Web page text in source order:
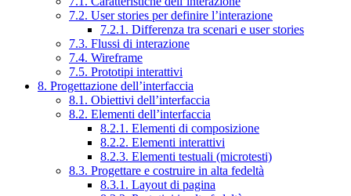
7.2. User stories per definire l’interazione
7.2.1. Differenza tra scenari e user stories
7.3. Flussi di interazione
7.4. Wireframe
7.5. Prototipi interattivi
8. Progettazione dell’interfaccia
8.1. Obiettivi dell’interfaccia
8.2. Elementi dell’interfaccia
8.2.1. Elementi di composizione
8.2.2. Elementi interattivi
8.2.3. Elementi testuali (microtesti)
8.3. Progettare e costruire in alta fedeltà
8.3.1. Layout di pagina